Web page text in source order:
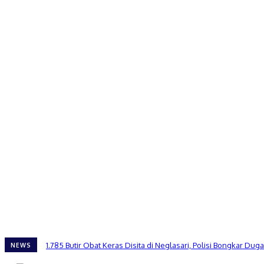
NEWS 1.785 Butir Obat Keras Disita di Neglasari, Polisi Bongkar